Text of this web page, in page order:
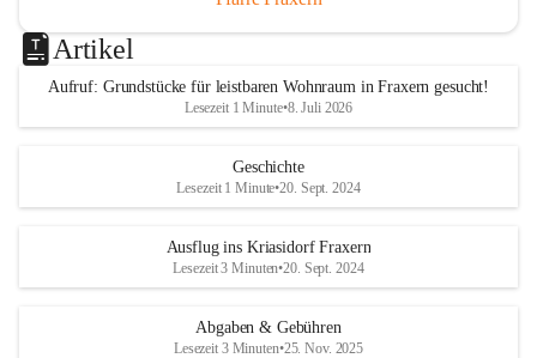
Artikel
Aufruf: Grundstücke für leistbaren Wohnraum in Fraxern gesucht!
Lesezeit 1 Minute•8. Juli 2026
Geschichte
Lesezeit 1 Minute•20. Sept. 2024
Ausflug ins Kriasidorf Fraxern
Lesezeit 3 Minuten•20. Sept. 2024
Abgaben & Gebühren
Lesezeit 3 Minuten•25. Nov. 2025